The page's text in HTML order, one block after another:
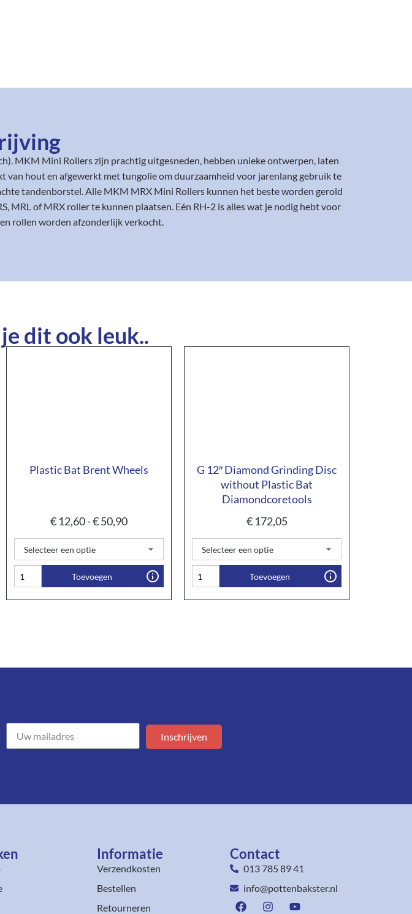
MKM Mini Rollers zijn prachtig uitgesneden, hebben unieke ontwerpen, laten
van hout en afgewerkt met tungolie om duurzaamheid voor jarenlang gebruik te
tandenborstel. Alle MKM MRX Mini Rollers kunnen het beste worden gerold
MRL of MRX roller te kunnen plaatsen. Eén RH-2 is alles wat je nodig hebt voor
rollen worden afzonderlijk verkocht.
dit ook leuk..
Plastic Bat Brent Wheels
€ 12,60-€50,90
Toevoegen
G 12″ Diamond Grinding Disc
without Plastic Bat
Diamondcoretools
€172,05
Toevoegen
Inschrijven
Informatie
Verzendkosten
Bestellen
Retourneren
Contact
013 785 89 41
info@pottenbakster.nl